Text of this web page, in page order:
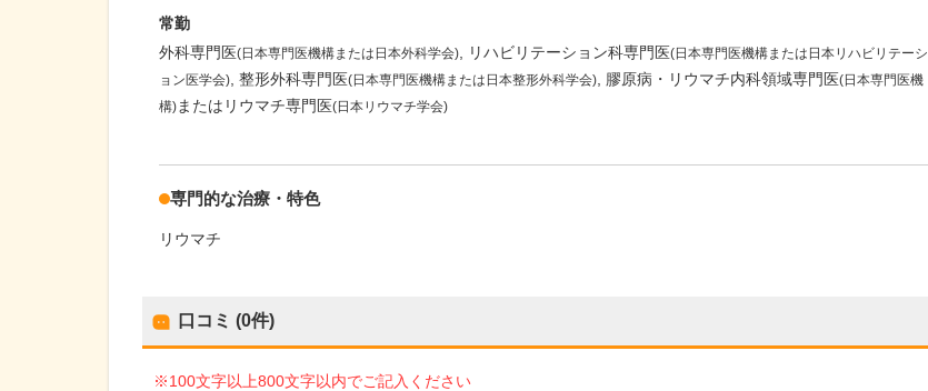
常勤
外科専門医(日本専門医機構または日本外科学会) リハビリテーション科専門医(日本専門医機構または日本リハビリテーシ
ョン医学会) 整形外科専門医(日本専門医機構または日本整形外科学会) 膠原病・リウマチ内科領域専門医(日本専門医機
構)またはリウマチ専門医(日本リウマチ学会)
専門的な治療・特色
リウマチ
口コミ (0件)
※100文字以上800文字以内でご記入ください